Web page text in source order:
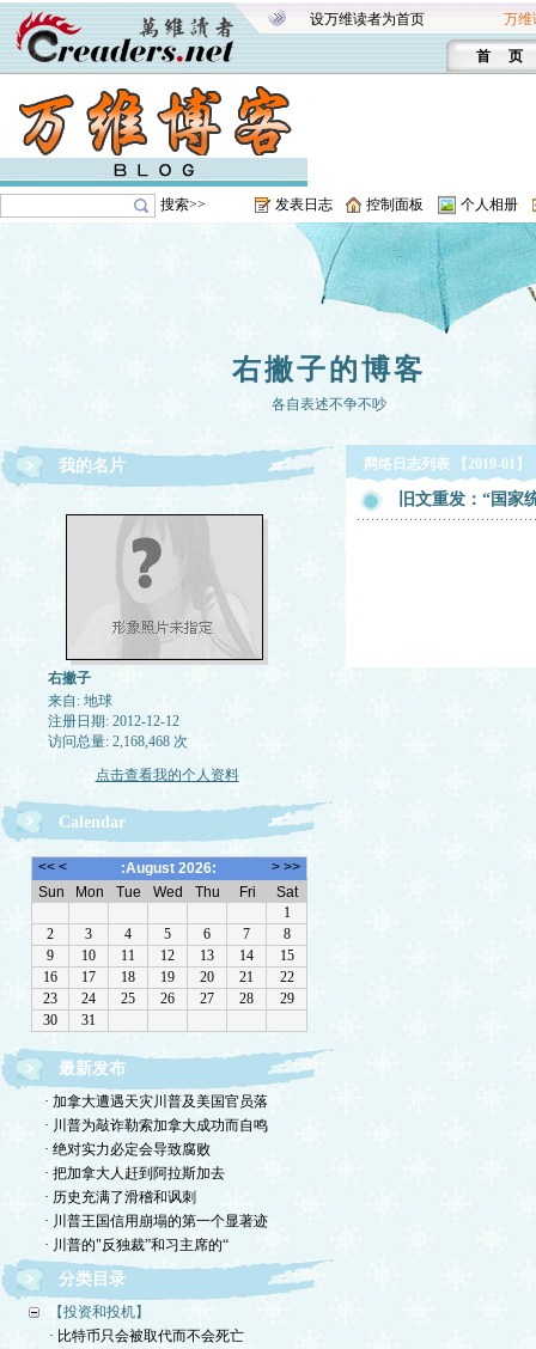
设万维读者为首页 万维
首 页
搜索>> 发表日志 控制面板 个人相册
右撇子的博客
各自表述不争不吵
我的名片
右撇子
来自: 地球
注册日期: 2012-12-12
访问总量: 2,168,468 次
点击查看我的个人资料
Calendar
最新发布
· 加拿大遭遇天灾川普及美国官员落
· 川普为敲诈勒索加拿大成功而自鸣
· 绝对实力必定会导致腐败
· 把加拿大人赶到阿拉斯加去
· 历史充满了滑稽和讽刺
· 川普王国信用崩塌的第一个显著迹
· 川普的"反独裁”和习主席的“
分类目录
【投资和投机】
· 比特币只会被取代而不会死亡
网络日志列表 【2019-01】
旧文重发：“国家